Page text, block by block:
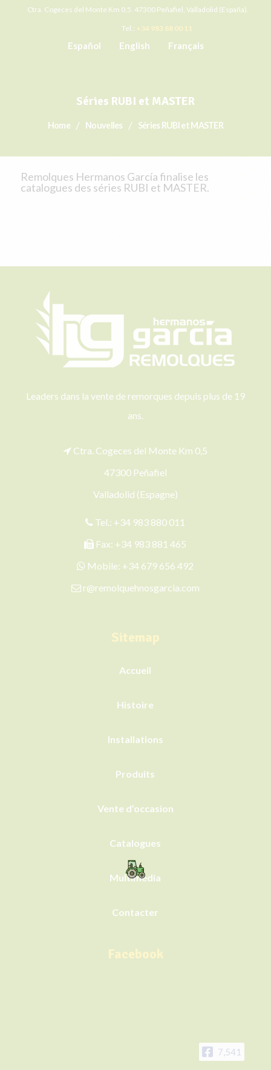
Ctra. Cogeces del Monte Km 0,5. 47300 Peñafiel, Valladolid (España).
Tel.: +34 983 88 00 11
Español English Français
Séries RUBI et MASTER
Home Nouvelles Séries RUBI et MASTER
Remolques Hermanos García finalise les
catalogues des séries RUBI et MASTER.
Leaders dans la vente de remorques depuis plus de 19
ans.
Ctra. Cogeces del Monte Km 0,5
47300 Peñafiel
Valladolid (Espagne)
Tel.: +34 983 880 011
Fax: +34 983 881 465
Mobile: +34 679 656 492
r@remolquehnosgarcia.com
Sitemap
Accueil
Histoire
Installations
Produits
Vente d’occasion
Catalogues
Multimédia
Contacter
Facebook
7,541